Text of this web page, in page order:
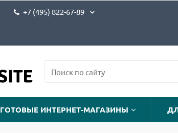
+7 (495) 822-67-89
ГОТОВЫЕ ИНТЕРНЕТ-МАГАЗИНЫ